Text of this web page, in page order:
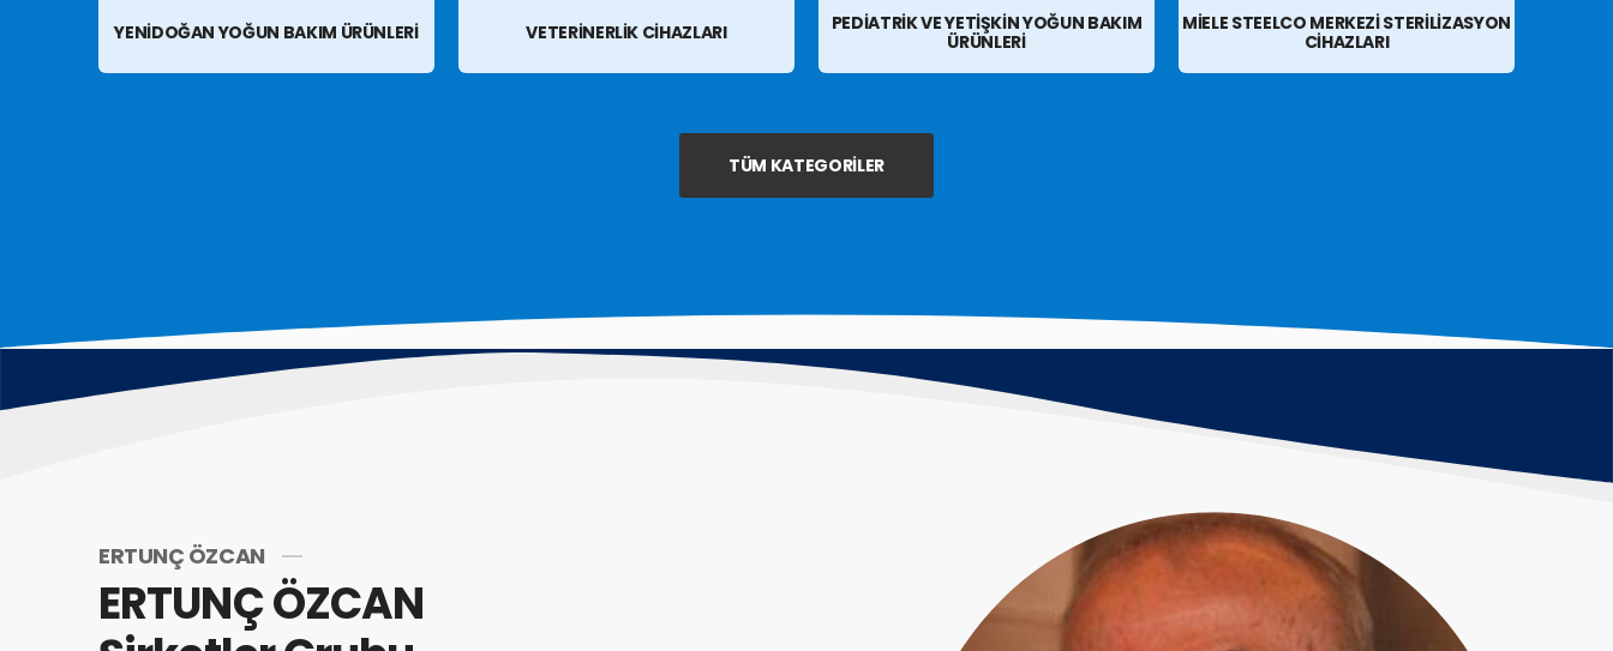
YENIDOĞAN YOĞUN BAKIM ÜRÜNLERI VETERINERLIK CIHAZLARI
PEDIATRIK VE YETIŞKIN YOĞUN BAKIM
ÜRÜNLERI
MIELE STEELCO MERKEZI STERILIZASYON
CIHAZLARI
TÜM KATEGORILER
ERTUNÇ ÖZCAN
ERTUNÇ ÖZCAN